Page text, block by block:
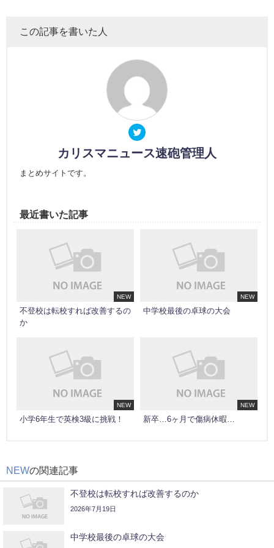
この記事を書いた人
カリスマニュース速砲管理人
まとめサイトです。
最近書いた記事
NEW
不登校は転校すれば改善するの
か
NEW
中学校最後の卓球の大会
NEW
小学6年生で英検3級に挑戦！
NEW
新卒…6ヶ月で傷病休暇…
NEWの関連記事
不登校は転校すれば改善するのか
2026年7月19日
中学校最後の卓球の大会